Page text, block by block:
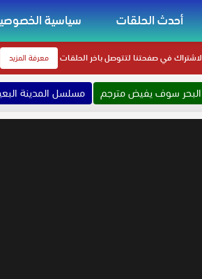
أحدث الحلقات سياسية
في صفحتنا لتتوصل باخر الحلقات معرفة المزيد
سوف يفيض مترجم مسلسل المدينة